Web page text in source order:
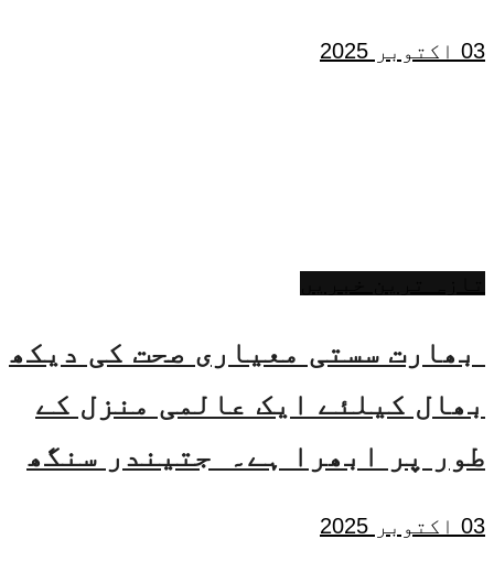
03 اکتوبر 2025
بھارت سستی معیاری صحت کی دیکھ
بھال کیلئے ایک عالمی منزل کے
طور پر ابھرا ہے۔ جتیندر سنگھ
03 اکتوبر 2025